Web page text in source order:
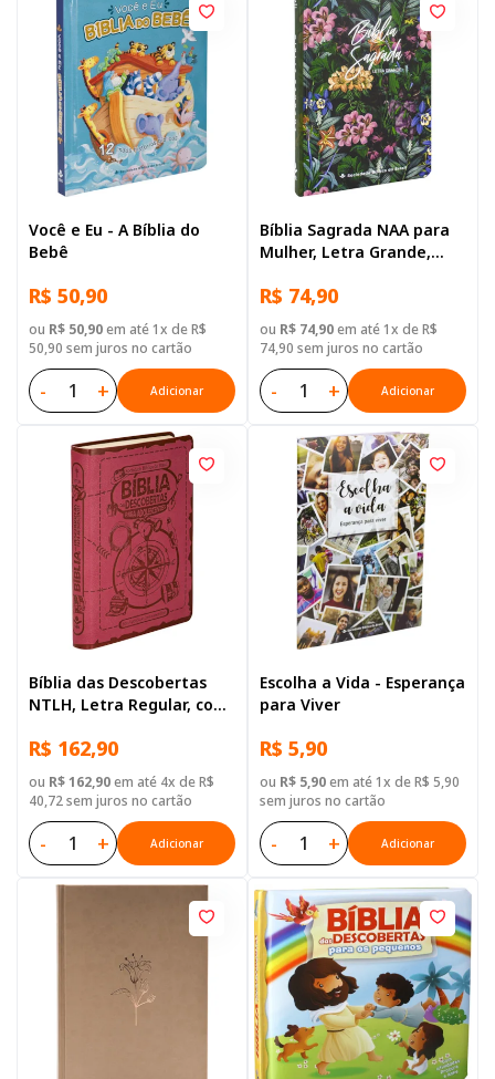
Você e Eu - A Bíblia do
Bebê
R$ 50,90
ou R$ 50,90em até 1x de R$
50,90 sem juros no cartão
- + Adicionar
Bíblia Sagrada NAA para
Mulher, Letra Grande,
Flores
R$ 74,90
ou R$ 74,90em até 1x de R$
74,90 sem juros no cartão
- + Adicionar
Bíblia das Descobertas
NTLH, Letra Regular, com
Sintético Rosa
R$ 162,90
ou R$ 162,90em até 4x de R$
40,72 sem juros no cartão
- + Adicionar
Escolha a Vida - Esperança
para Viver
R$ 5,90
ou R$ 5,90em até 1x de R$ 5,90
sem juros no cartão
- + Adicionar